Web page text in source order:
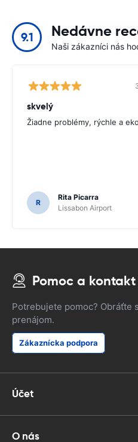
9.1 Nedávne
Naši zákazníci nás
skvelý
Žiadne problémy, rýchle a
R
Rita Picarra
Lissabon Airport
Pomoc a kontakt
Potrebujete pomoc? Obráťte
prenájom.
Zákaznícka podpora
Účet
O nás